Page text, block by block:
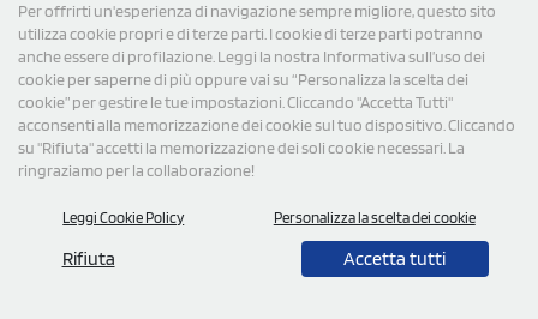
Per offrirti un'esperienza di navigazione sempre migliore, questo sito
utilizza cookie propri e di terze parti. I cookie di terze parti potranno
anche essere di profilazione. Leggi la nostra Informativa sull’uso dei
cookie per saperne di più oppure vai su “Personalizza la scelta dei
cookie” per gestire le tue impostazioni. Cliccando "Accetta Tutti"
acconsenti alla memorizzazione dei cookie sul tuo dispositivo. Cliccando
su "Rifiuta" accetti la memorizzazione dei soli cookie necessari. La
ringraziamo per la collaborazione!
Leggi Cookie Policy Personalizza la scelta dei cookie
Rifiuta Accetta tutti
Block notes con copertina personalizzato Eco con Post
It Laska
Block notes con copertina personalizzato con 75 post it grandi e
125 mini con cover soft-touch in resistente cartone riciclato rigido.
2,23cad. iva esclusa per 100 pz
Spedizione gratuita